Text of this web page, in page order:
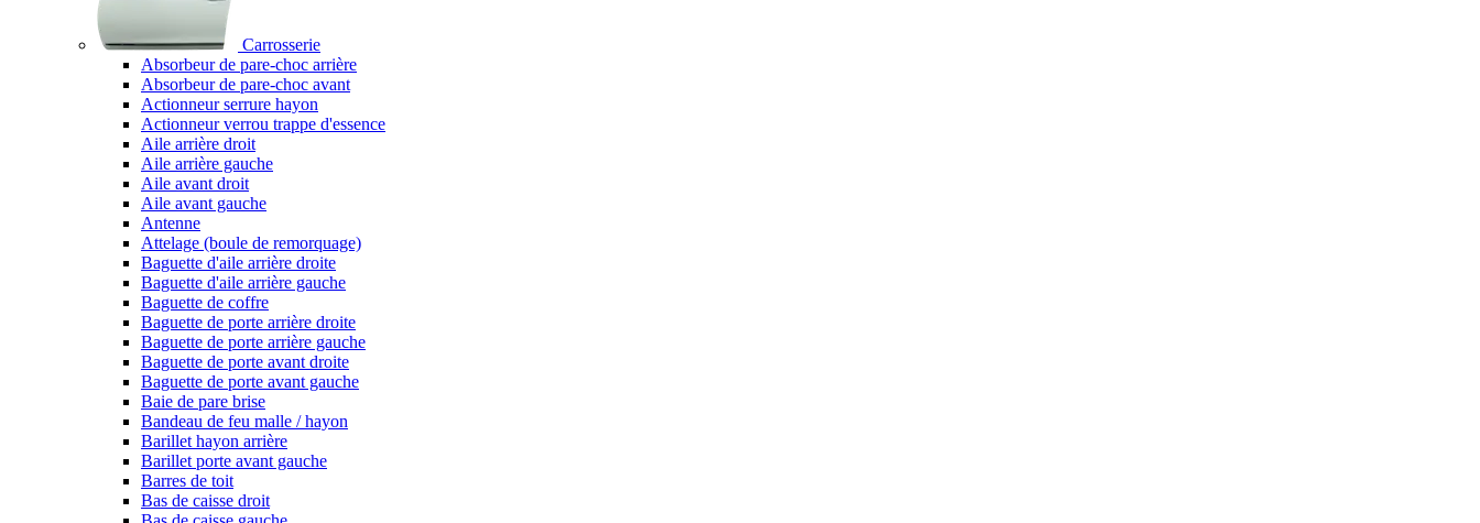
Carrosserie
Absorbeur de pare-choc arrière
Absorbeur de pare-choc avant
Actionneur serrure hayon
Actionneur verrou trappe d'essence
Aile arrière droit
Aile arrière gauche
Aile avant droit
Aile avant gauche
Antenne
Attelage (boule de remorquage)
Baguette d'aile arrière droite
Baguette d'aile arrière gauche
Baguette de coffre
Baguette de porte arrière droite
Baguette de porte arrière gauche
Baguette de porte avant droite
Baguette de porte avant gauche
Baie de pare brise
Bandeau de feu malle / hayon
Barillet hayon arrière
Barillet porte avant gauche
Barres de toit
Bas de caisse droit